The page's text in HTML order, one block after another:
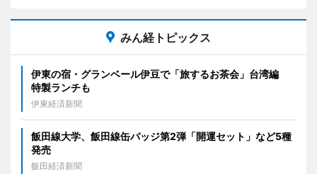
みん経トピックス
伊東の宿・グランベール伊豆で「旅するお茶会」台湾編
特製ランチも
伊東経済新聞
飯田線大学、飯田線缶バッジ第2弾「開運セット」など5種
発売
飯田経済新聞